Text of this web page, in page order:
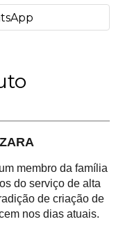
membro da família
do serviço de alta
de criação de
nos dias atuais.